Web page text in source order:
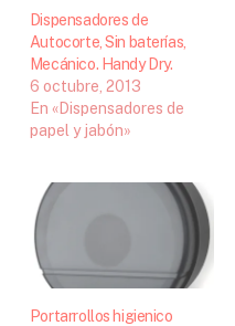
Dispensadores de
Autocorte, Sin baterías,
Mecánico. Handy Dry.
6 octubre, 2013
En «Dispensadores de
papel y jabón»
Portarrollos higienico